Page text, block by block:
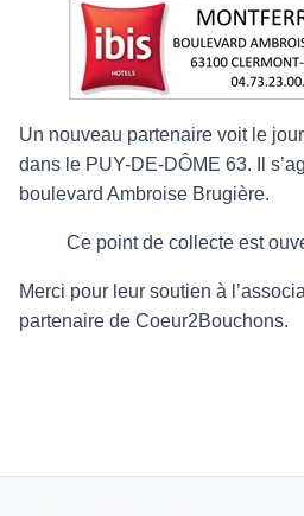
Un nouveau partenaire voit le
dans le PUY-DE-DÔME 63. Il
boulevard Ambroise Brugière.
Ce point de collecte est
Merci pour leur soutien à
partenaire de Coeur2Bouchons.